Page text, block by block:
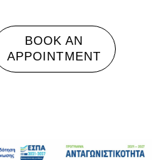
BOOK AN
APPOINTMENT